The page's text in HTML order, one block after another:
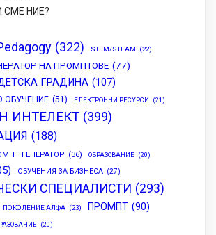
СМЕ НИЕ?
(322) STEM/STEAM (22)
НА ПРОМПТОВЕ (77)
ГРАДИНА (107)
ОБУЧЕНИЕ (51) ЕЛЕКТРОННИ РЕСУРСИ (21)
ИНТЕЛЕКТ (399)
(188)
ГЕНЕРАТОР (36) ОБРАЗОВАНИЕ (20)
ОБУЧЕНИЯ ЗА БИЗНЕСА (27)
СПЕЦИАЛИСТИ (293)
ПОКОЛЕНИЕ АЛФА (23) ПРОМПТ (90)
(20)